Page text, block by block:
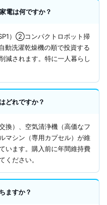
電は何ですか？
）②コンパクトロボット掃
洗濯乾燥機の順で投資する
減されます。特に一人暮らし
どれですか？
換）、空気清浄機（高価なフ
マシン（専用カプセル）が維
います。購入前に年間維持費
ください。
ますか？